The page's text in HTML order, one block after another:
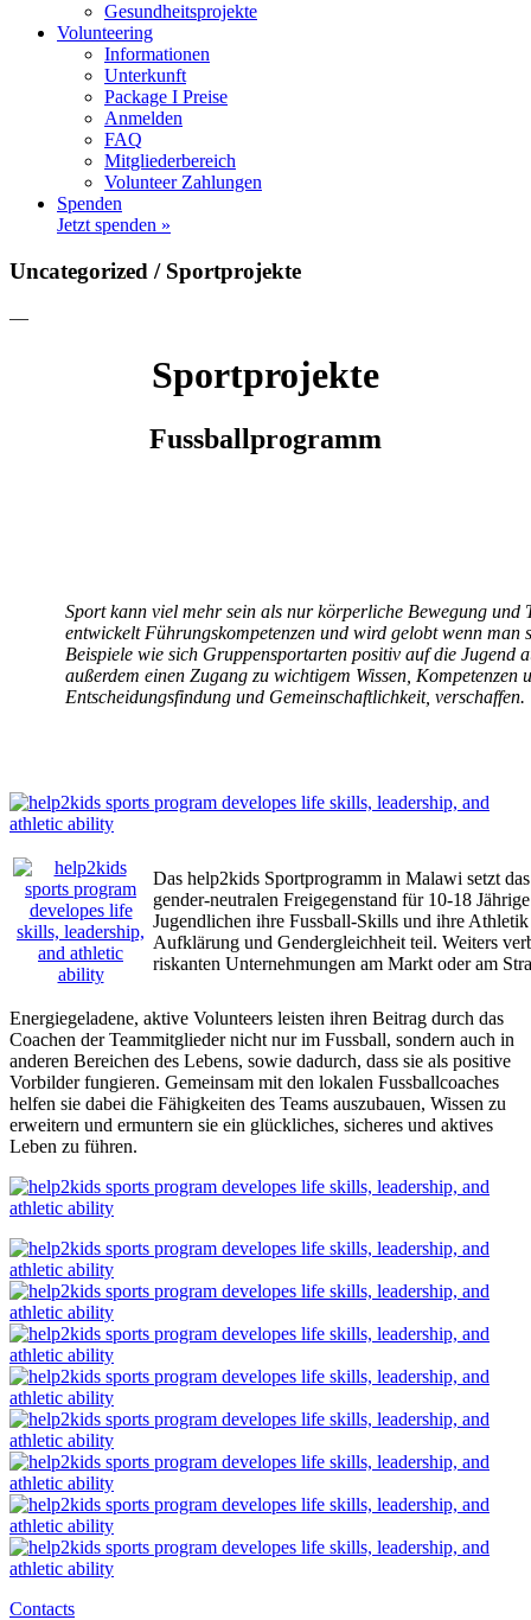
Gesundheitsprojekte
Volunteering
Informationen
Unterkunft
Package I Preise
Anmelden
FAQ
Mitgliederbereich
Volunteer Zahlungen
Spenden
Jetzt spenden »
Uncategorized / Sportprojekte
—
Sportprojekte
Fussballprogramm
Sport kann viel mehr sein als nur körperliche Bewegung
entwickelt Führungskompetenzen und wird gelobt wenn
Beispiele wie sich Gruppensportarten positiv auf die Jugend
außerdem einen Zugang zu wichtigem Wissen,
Entscheidungsfindung und Gemeinschaftlichkeit, verschaffen.
Das help2kids Sportprogramm in Malawi setzt
gender-neutralen Freigegenstand für 10-18
Jugendlichen ihre Fussball-Skills und ihre
Aufklärung und Gendergleichheit teil. Weiters
riskanten Unternehmungen am Markt oder am
Energiegeladene, aktive Volunteers leisten ihren Beitrag durch das
Coachen der Teammitglieder nicht nur im Fussball, sondern auch in
anderen Bereichen des Lebens, sowie dadurch, dass sie als positive
Vorbilder fungieren. Gemeinsam mit den lokalen Fussballcoaches
helfen sie dabei die Fähigkeiten des Teams auszubauen, Wissen zu
erweitern und ermuntern sie ein glückliches, sicheres und aktives
Leben zu führen.
Contacts